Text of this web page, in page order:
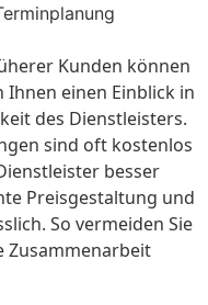
Kunden können
Ihnen einen Einblick in
des Dienstleisters.
sind oft kostenlos
besser
Preisgestaltung und
So vermeiden Sie
Zusammenarbeit